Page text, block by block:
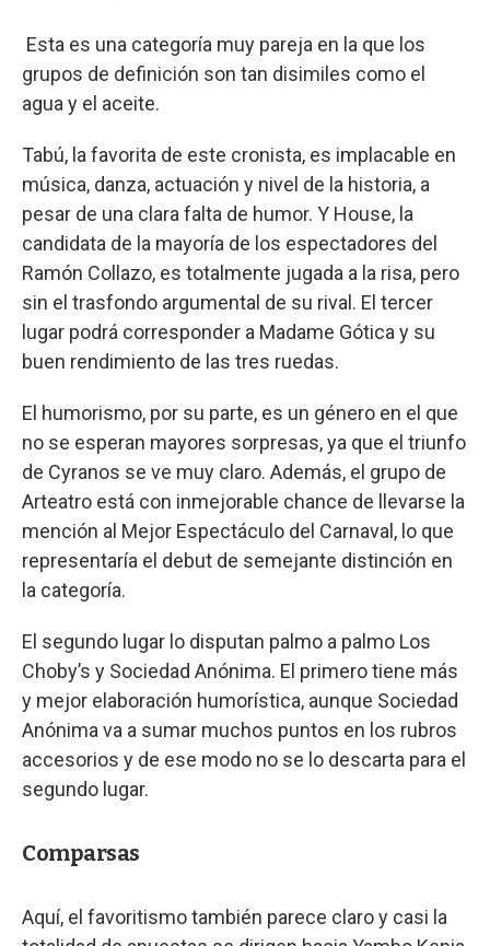
Esta es una categoría muy pareja en la que los
grupos de definición son tan disimiles como el
agua y el aceite.
Tabú, la favorita de este cronista, es implacable en
música, danza, actuación y nivel de la historia, a
pesar de una clara falta de humor. Y House, la
candidata de la mayoría de los espectadores del
Ramón Collazo, es totalmente jugada a la risa, pero
sin el trasfondo argumental de su rival. El tercer
lugar podrá corresponder a Madame Gótica y su
buen rendimiento de las tres ruedas.
El humorismo, por su parte, es un género en el que
no se esperan mayores sorpresas, ya que el triunfo
de Cyranos se ve muy claro. Además, el grupo de
Arteatro está con inmejorable chance de llevarse la
mención al Mejor Espectáculo del Carnaval, lo que
representaría el debut de semejante distinción en
la categoría.
El segundo lugar lo disputan palmo a palmo Los
Choby’s y Sociedad Anónima. El primero tiene más
y mejor elaboración humorística, aunque Sociedad
Anónima va a sumar muchos puntos en los rubros
accesorios y de ese modo no se lo descarta para el
segundo lugar.
Comparsas
Aquí, el favoritismo también parece claro y casi la